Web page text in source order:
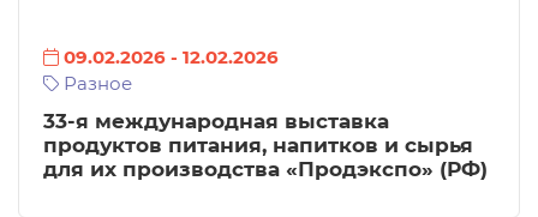
09.02.2026 - 12.02.2026
Разное
33-я международная выставка
продуктов питания, напитков и сырья
для их производства «Продэкспо» (РФ)